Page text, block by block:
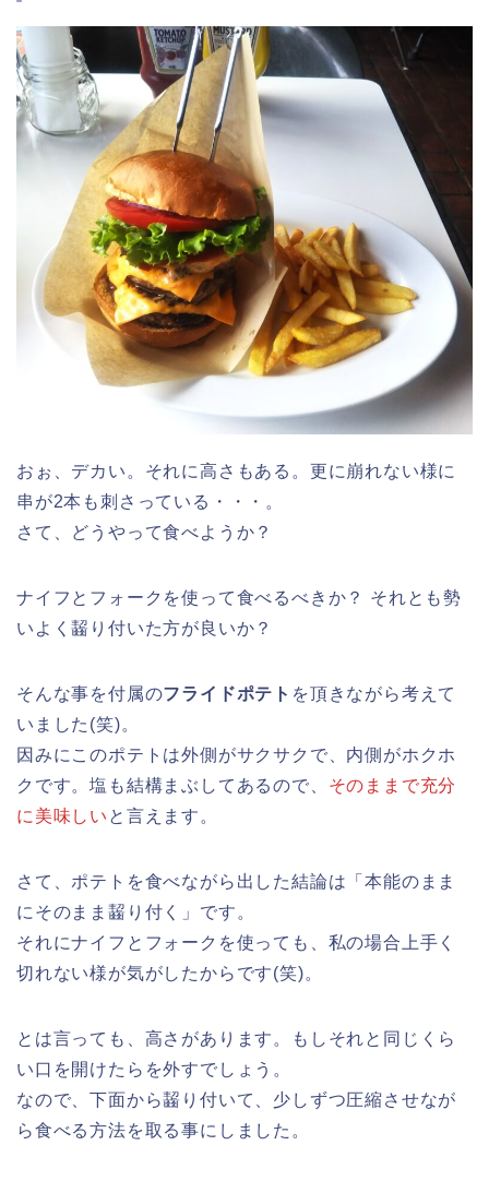
おぉ、デカい。それに高さもある。更に崩れない様に
串が2本も刺さっている・・・。
さて、どうやって食べようか？
ナイフとフォークを使って食べるべきか？ それとも勢
いよく齧り付いた方が良いか？
そんな事を付属のフライドポテト を頂きながら考えて
いました(笑)。
因みにこのポテトは外側がサクサクで、内側がホクホ
クです。塩も結構まぶしてあるので、 そのままで充分
に美味しい と言えます。
さて、ポテトを食べながら出した結論は「本能のまま
にそのまま齧り付く」です。
それにナイフとフォークを使っても、私の場合上手く
切れない様が気がしたからです(笑)。
とは言っても、高さがあります。もしそれと同じくら
い口を開けたらを外すでしょう。
なので、下面から齧り付いて、少しずつ圧縮させなが
ら食べる方法を取る事にしました。